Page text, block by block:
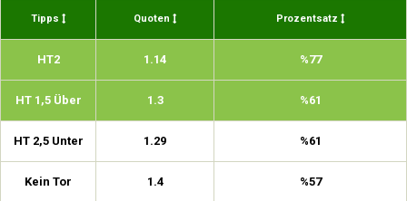
Tipps Quoten Prozentsatz
HT2 1.14 %77
HT 1,5 Über 1.3 %61
HT 2,5 Unter 1.29 %61
Kein Tor 1.4 %57